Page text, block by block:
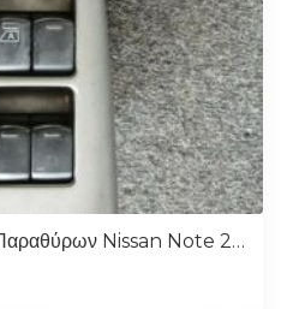
Κεντρικός Διακόπτης Παραθύρων Nissan Note 2006-2013